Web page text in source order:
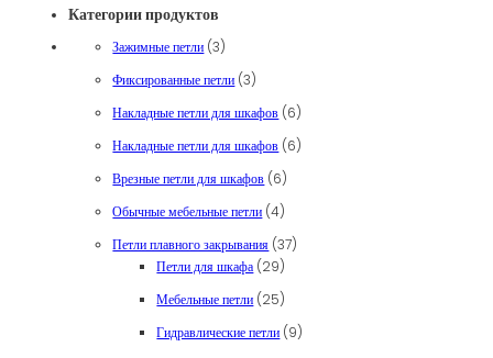
Категории продуктов
Зажимные петли 33 товара
Фиксированные петли 33 товара
Накладные петли для шкафов 66 товаров
Накладные петли для шкафов 66 товаров
Врезные петли для шкафов 66 товаров
Обычные мебельные петли 44 товара
Петли плавного закрывания 3737 товаров
Петли для шкафа 2929 товаров
Мебельные петли 2525 товаров
Гидравлические петли 99 товаров